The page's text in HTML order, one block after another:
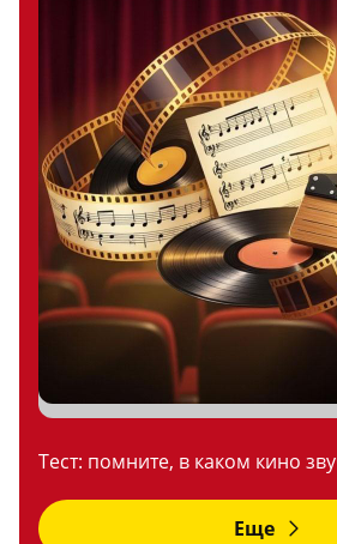
Тест: помните, в каком кино
Еще